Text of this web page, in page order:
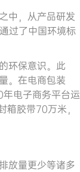
中，从产品研发
过了中国环境标
环保意识。此
。在电商包装
电子商务平台运
胶带70万米，
放量更少等诸多